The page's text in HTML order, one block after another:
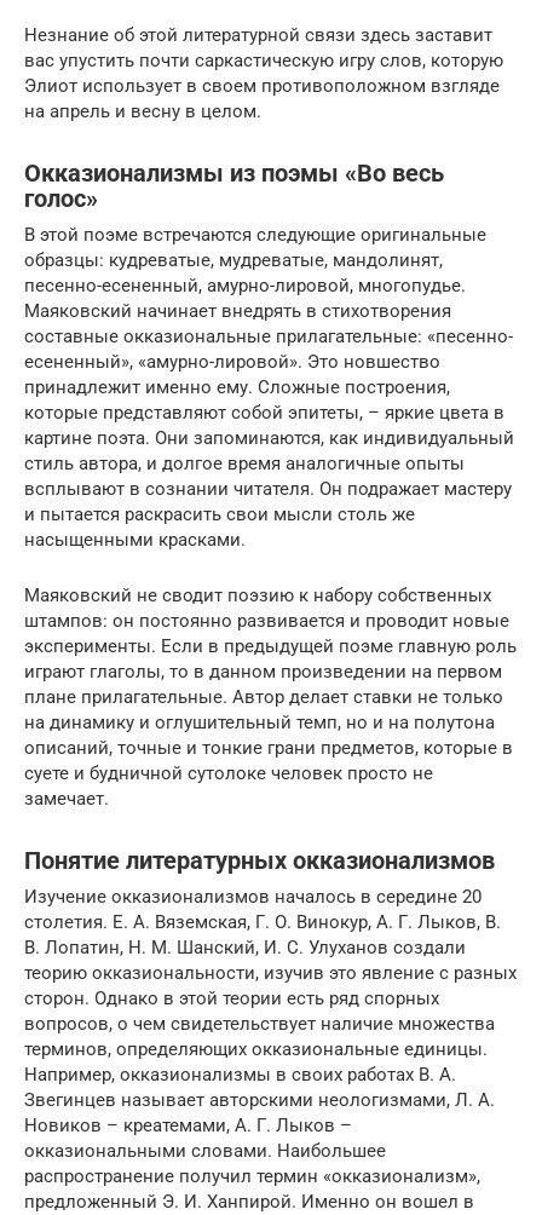
Незнание об этой литературной связи здесь заставит
вас упустить почти саркастическую игру слов, которую
Элиот использует в своем противоположном взгляде
на апрель и весну в целом.
Окказионализмы из поэмы «Во весь
голос»
В этой поэме встречаются следующие оригинальные
образцы: кудреватые, мудреватые, мандолинят,
песенно-есененный, амурно-лировой, многопудье.
Маяковский начинает внедрять в стихотворения
составные окказиональные прилагательные: «песенно-
есененный», «амурно-лировой». Это новшество
принадлежит именно ему. Сложные построения,
которые представляют собой эпитеты, – яркие цвета в
картине поэта. Они запоминаются, как индивидуальный
стиль автора, и долгое время аналогичные опыты
всплывают в сознании читателя. Он подражает мастеру
и пытается раскрасить свои мысли столь же
насыщенными красками.
Маяковский не сводит поэзию к набору собственных
штампов: он постоянно развивается и проводит новые
эксперименты. Если в предыдущей поэме главную роль
играют глаголы, то в данном произведении на первом
плане прилагательные. Автор делает ставки не только
на динамику и оглушительный темп, но и на полутона
описаний, точные и тонкие грани предметов, которые в
суете и будничной сутолоке человек просто не
замечает.
Понятие литературных окказионализмов
Изучение окказионализмов началось в середине 20
столетия. Е. А. Вяземская, Г. О. Винокур, А. Г. Лыков, В.
В. Лопатин, Н. М. Шанский, И. С. Улуханов создали
теорию окказиональности, изучив это явление с разных
сторон. Однако в этой теории есть ряд спорных
вопросов, о чем свидетельствует наличие множества
терминов, определяющих окказиональные единицы.
Например, окказионализмы в своих работах В. А.
Звегинцев называет авторскими неологизмами, Л. А.
Новиков – креатемами, А. Г. Лыков –
окказиональными словами. Наибольшее
распространение получил термин «окказионализм»,
предложенный Э. И. Ханпирой. Именно он вошел в